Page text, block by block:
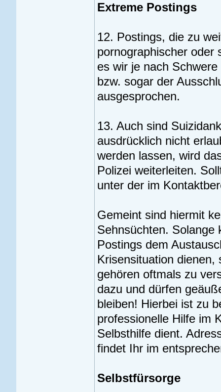
Extreme Postings
12. Postings, die zu
pornographischer oder
es wir je nach
bzw. sogar der
ausgesprochen.
13. Auch sind
ausdrücklich nicht
werden lassen, wird
Polizei weiterleiten.
unter der im
Gemeint sind hiermit
Sehnsüchten. Solange
Postings dem
Krisensituation
gehören oftmals zu
dazu und dürfen
bleiben! Hierbei ist zu
professionelle Hilfe im
Selbsthilfe dient.
findet Ihr im
Selbstfürsorge